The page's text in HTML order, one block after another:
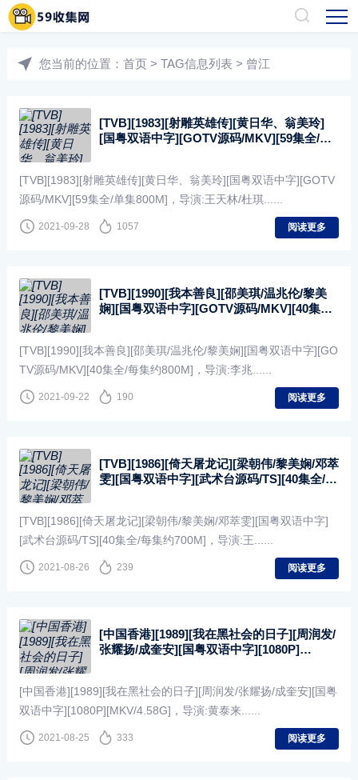
您当前的位置： 首页 > TAG信息列表 > 曾江
[TVB][1983][射雕英雄传][黄日华、翁美玲]
[国粤双语中字][GOTV源码/MKV][59集全/单
[TVB][1983][射雕英雄传][黄日华、翁美玲][国粤双语中字][GOTV
源码/MKV][59集全/单集800M]，导演:王天林/杜琪......
2021-09-28 1057 阅读更多
[TVB][1990][我本善良][邵美琪/温兆伦/黎美
娴][国粤双语中字][GOTV源码/MKV][40集全/
[TVB][1990][我本善良][邵美琪/温兆伦/黎美娴][国粤双语中字][GO
TV源码/MKV][40集全/每集约800M]，导演:李兆......
2021-09-22 190 阅读更多
[TVB][1986][倚天屠龙记][梁朝伟/黎美娴/邓萃
雯][国粤双语中字][武术台源码/TS][40集全/每
[TVB][1986][倚天屠龙记][梁朝伟/黎美娴/邓萃雯][国粤双语中字]
[武术台源码/TS][40集全/每集约700M]，导演:王......
2021-08-26 239 阅读更多
[中国香港][1989][我在黑社会的日子][周润发/
张耀扬/成奎安][国粤双语中字][1080P]
[中国香港][1989][我在黑社会的日子][周润发/张耀扬/成奎安][国粤
双语中字][1080P][MKV/4.58G]，导演:黄泰来......
2021-08-25 333 阅读更多